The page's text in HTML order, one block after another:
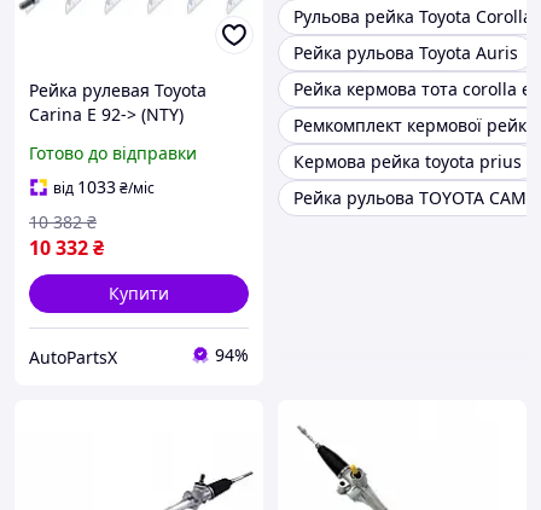
Рейка рулевая Toyota
Carina E 92-> (NTY)
Готово до відправки
від 1033₴/міс
10 332₴
10 382 ₴
Купити
AutoPartsX 94%
Рульова рейка Toyota Corolla
Рейка рульова Toyota Auris
Рейка кермова тота corolla
Ремкомплект кермової
Кермова рейка toyota prius
Рейка рульова TOYOTA